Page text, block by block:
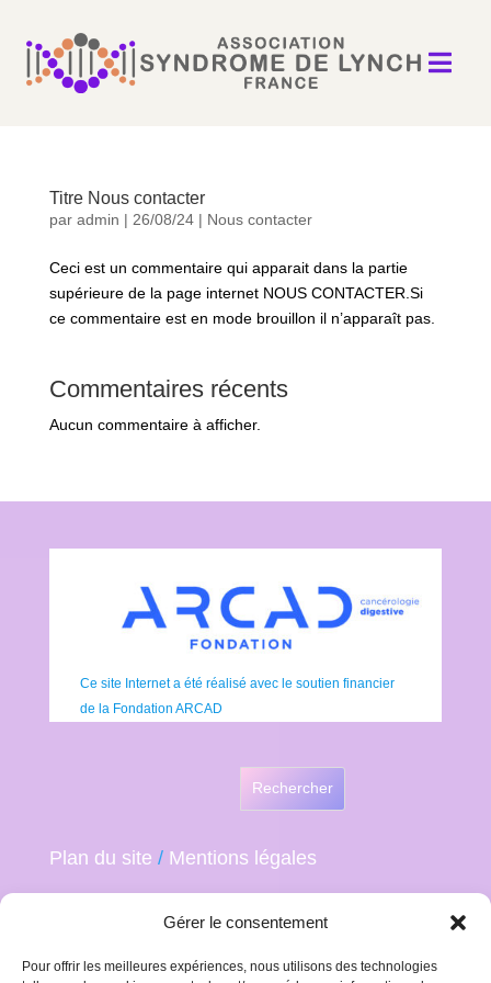
Gérer le consentement
Pour offrir les meilleures expériences, nous utilisons des technologies

Titre Nous contacter
par admin | 26/08/24| Nous contacter
Ceci est un commentaire qui apparait dans la partie
supérieure de la page internet NOUS CONTACTER.Si
ce commentaire est en mode brouillon il n’apparaît pas.
Commentaires récents
Aucun commentaire à afficher.
Ce site Internet a été réalisé avec le soutien financier
de la Fondation ARCAD
Rechercher
Plan du site / Mentions légales